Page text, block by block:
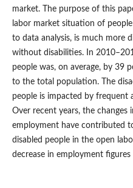
market. The purpose of this
labor market situation of
to data analysis, is much more
without disabilities. In
people was, on average, by 39
to the total population. The
people is impacted by frequent
Over recent years, the changes
employment have contributed
disabled people in the open
decrease in employment